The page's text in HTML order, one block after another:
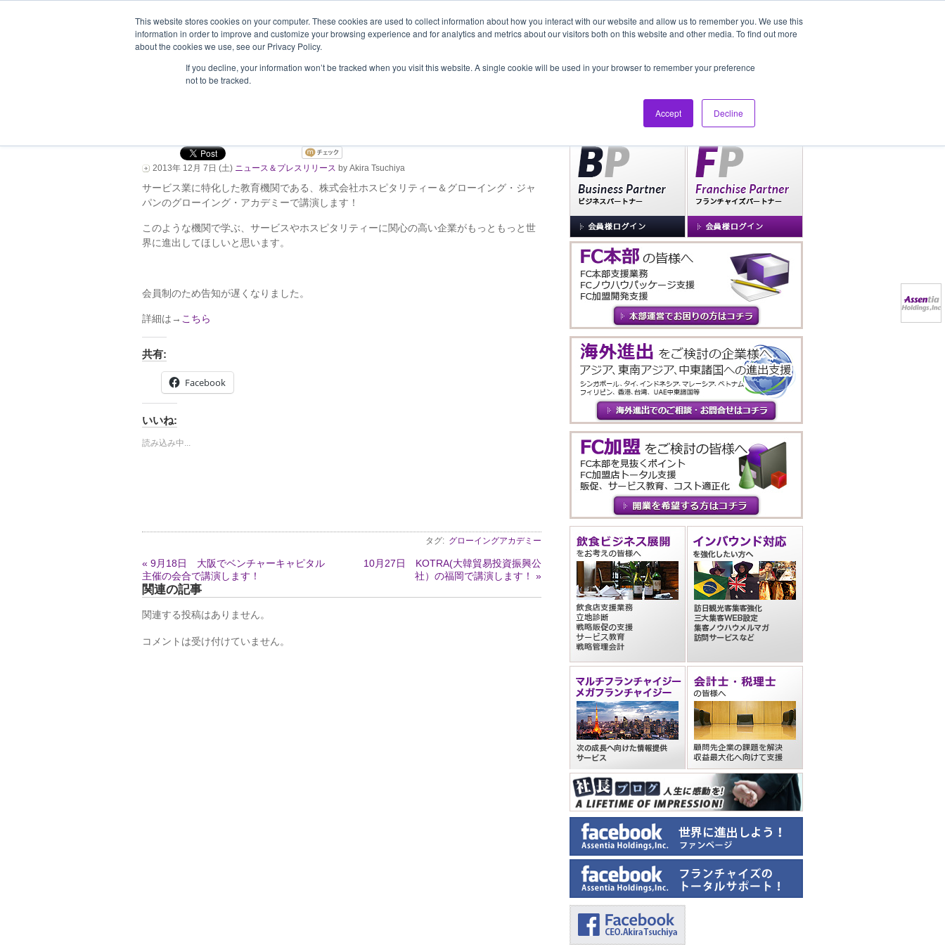
This website stores cookies on your computer. These cookies are used to collect information about how you interact with our website and allow us to remember you. We use this
information in order to improve and customize your browsing experience and for analytics and metrics about our visitors both on this website and other media. To find out more
about the cookies we use, see our Privacy Policy.
If you decline, your information won’t be tracked when you visit this website. A single cookie will be used in your browser to remember your preference
not to be tracked.
Accept Decline
企業情報 支援企業一覧 事業内容 New Project お問合せ セミナー＆イベント 社長ブログ FAQ
2013年 12月 7日 (土) ニュース＆プレスリリース by Akira Tsuchiya
サービス業に特化した教育機関である、株式会社ホスピタリティー＆グローイング・ジャ
パンのグローイング・アカデミーで講演します！
このような機関で学ぶ、サービスやホスピタリティーに関心の高い企業がもっともっと世
界に進出してほしいと思います。
会員制のため告知が遅くなりました。
詳細は→ こちら
共有:
Facebook
いいね:
読み込み中...
タグ: グローイングアカデミー
« 9月18日 大阪でベンチャーキャピタル
主催の会合で講演します！
10月27日 KOTRA(大韓貿易投資振興公
社）の福岡で講演します！ »
関連の記事
関連する投稿はありません。
コメントは受け付けていません。